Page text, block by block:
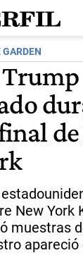
New York
muestras